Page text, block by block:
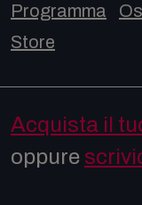
Programma
Store
Acquista il
oppure